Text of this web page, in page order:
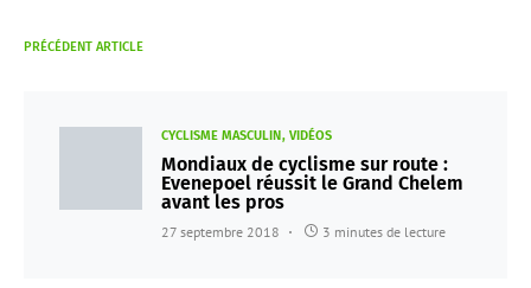
PRÉCÉDENT ARTICLE
CYCLISME MASCULIN VIDÉOS
Mondiaux de cyclisme sur route :
Evenepoel réussit le Grand Chelem
avant les pros
27 septembre 2018 3 minutes de lecture